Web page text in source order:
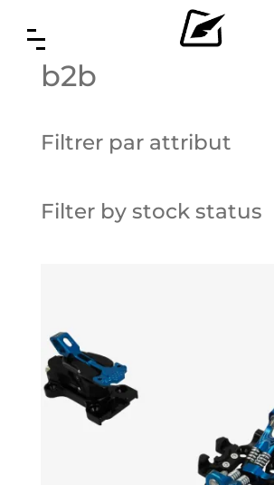
b2b
Filtrer par attribut
Filter by stock status